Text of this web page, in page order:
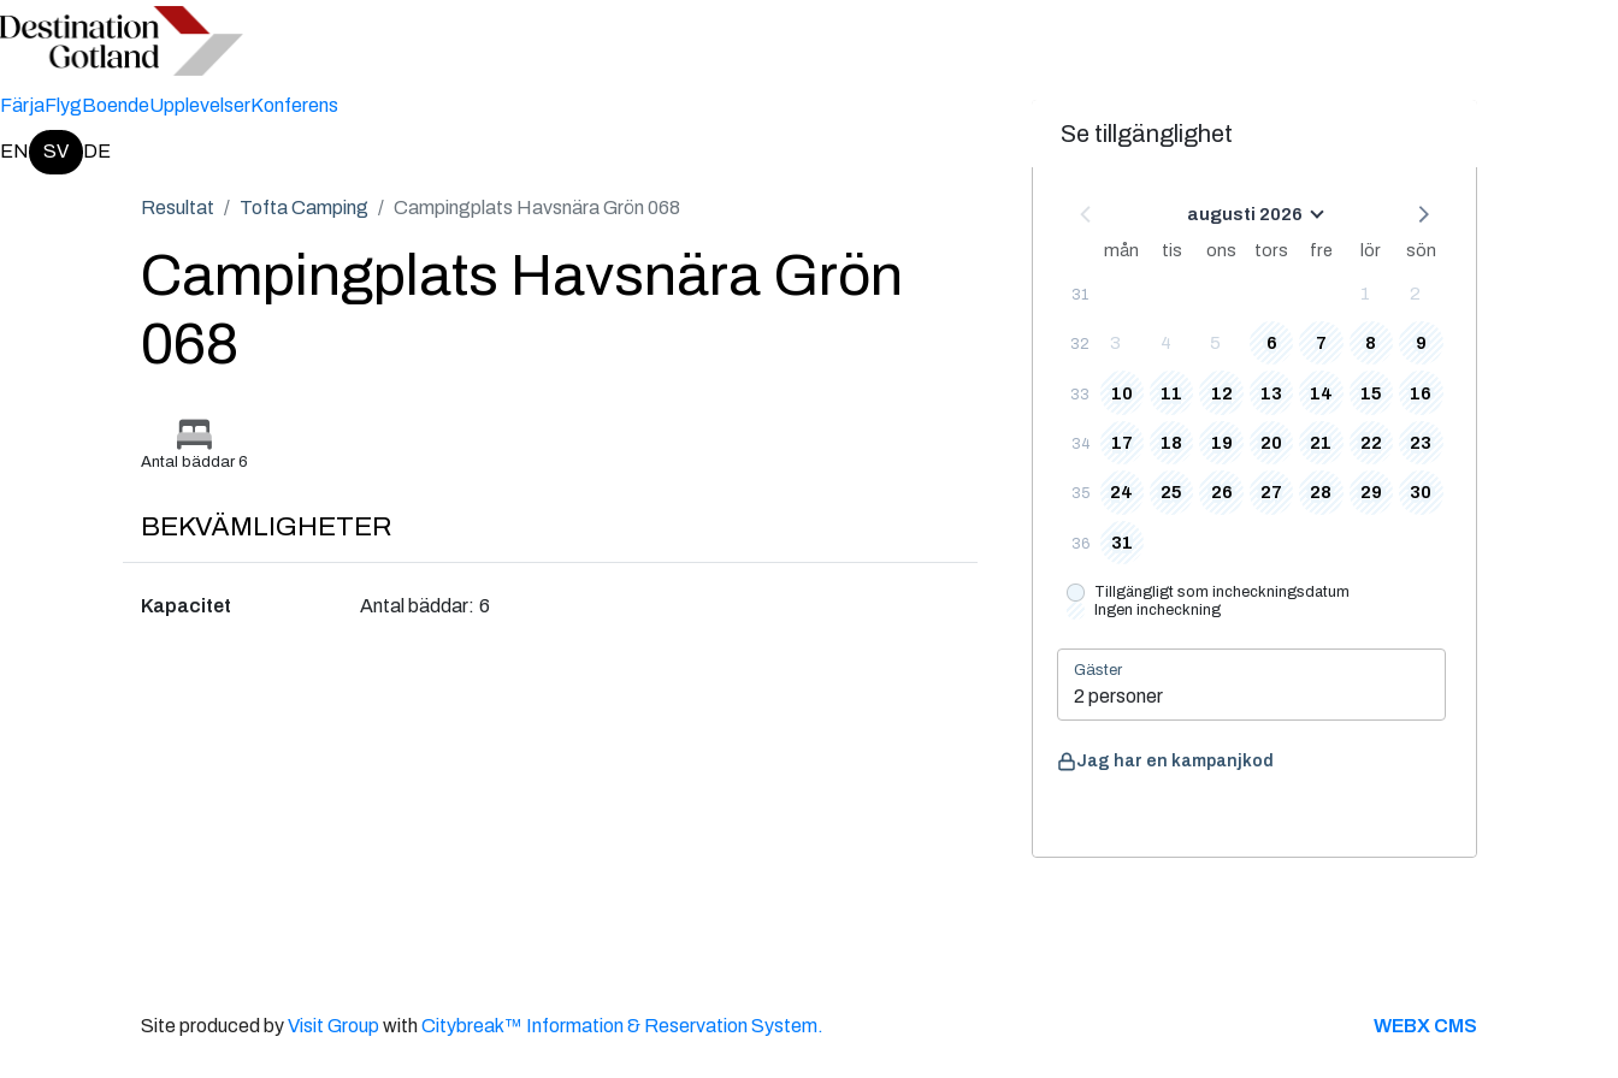
FärjaFlygBoendeUpplevelserKonferens
Change language:
EN SV DE
Resultat Tofta Camping Campingplats Havsnära Grön 068
Campingplats Havsnära Grön
068
Antal bäddar 6
BEKVÄMLIGHETER
Kapacitet Antal bäddar: 6
Se tillgänglighet
augusti 2026
mån
tis ons tors fre lör sön
31 1 2
32 3 4 5 6 7 8 9
33 10 11 12 13 14 15 16
34 17 18 19 20 21 22 23
35 24 25 26 27 28 29 30
36 31
Tillgängligt som incheckningsdatum
Ingen incheckning
Gäster
2 personer
Jag har en kampanjkod
Site produced byVisit GroupwithCitybreak™ Information & Reservation System. WEBX CMS